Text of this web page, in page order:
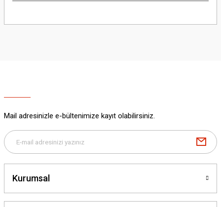
yetersiz gördüğünüz noktaları öneri formunu kullanarak tarafımıza
Bu ürüne benzer farklı alternatifler olmalı.
Mail adresinizle e-bültenimize kayıt olabilirsiniz.
Kurumsal